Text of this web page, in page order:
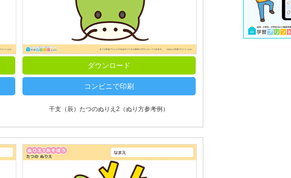
ダウンロード
コンビニで印刷
干支（辰）たつのぬりえ2（ぬり方参考例）